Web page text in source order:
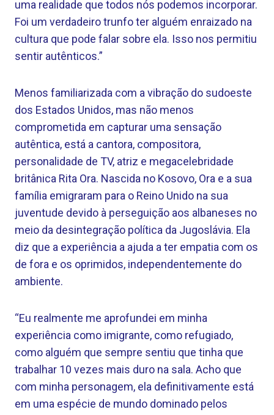
uma realidade que todos nós podemos incorporar.
Foi um verdadeiro trunfo ter alguém enraizado na
cultura que pode falar sobre ela. Isso nos permitiu
sentir autênticos.”
Menos familiarizada com a vibração do sudoeste
dos Estados Unidos, mas não menos
comprometida em capturar uma sensação
autêntica, está a cantora, compositora,
personalidade de TV, atriz e megacelebridade
britânica Rita Ora. Nascida no Kosovo, Ora e a sua
família emigraram para o Reino Unido na sua
juventude devido à perseguição aos albaneses no
meio da desintegração política da Jugoslávia. Ela
diz que a experiência a ajuda a ter empatia com os
de fora e os oprimidos, independentemente do
ambiente.
“Eu realmente me aprofundei em minha
experiência como imigrante, como refugiado,
como alguém que sempre sentiu que tinha que
trabalhar 10 vezes mais duro na sala. Acho que
com minha personagem, ela definitivamente está
em uma espécie de mundo dominado pelos